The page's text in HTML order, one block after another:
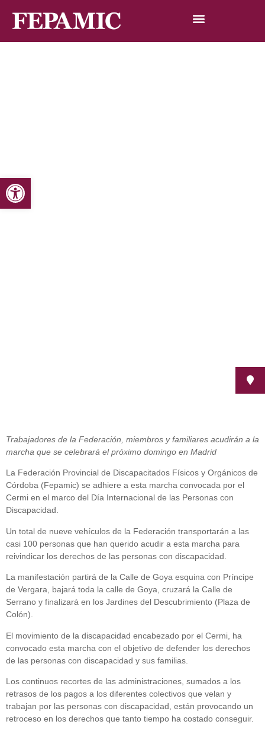
Abrir barra de herramientas
Inicio
Trabajadores de la Federación, miembros y familiares acudirán a la
marcha que se celebrará el próximo domingo en Madrid
La Federación Provincial de Discapacitados Físicos y Orgánicos de
Córdoba (Fepamic) se adhiere a esta marcha convocada por el
Cermi en el marco del Día Internacional de las Personas con
Discapacidad.
Un total de nueve vehículos de la Federación transportarán a las
casi 100 personas que han querido acudir a esta marcha para
reivindicar los derechos de las personas con discapacidad.
La manifestación partirá de la Calle de Goya esquina con Príncipe
de Vergara, bajará toda la calle de Goya, cruzará la Calle de
Serrano y finalizará en los Jardines del Descubrimiento (Plaza de
Colón).
El movimiento de la discapacidad encabezado por el Cermi, ha
convocado esta marcha con el objetivo de defender los derechos
de las personas con discapacidad y sus familias.
Los continuos recortes de las administraciones, sumados a los
retrasos de los pagos a los diferentes colectivos que velan y
trabajan por las personas con discapacidad, están provocando un
retroceso en los derechos que tanto tiempo ha costado conseguir.